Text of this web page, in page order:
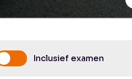
Inclusief examen